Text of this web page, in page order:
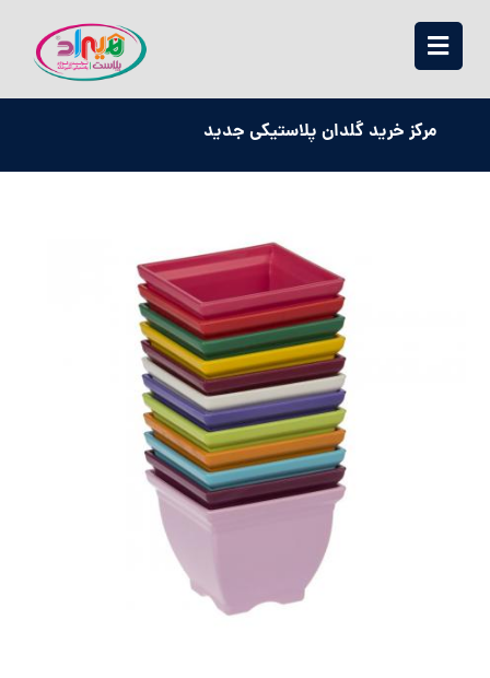
مرکز خرید گلدان پلاستیکی جدید